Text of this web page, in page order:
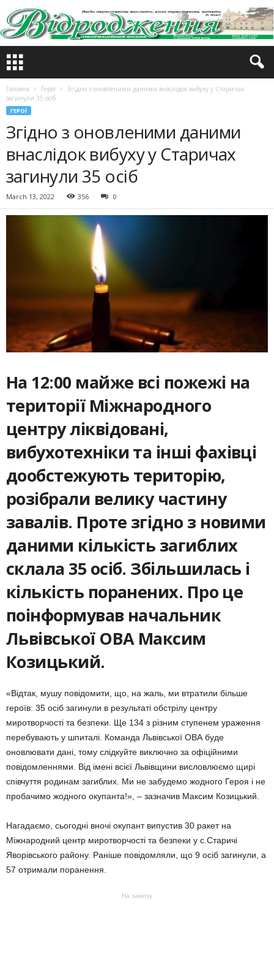
Головна Герої
Згідно з оновленими даними внаслідок вибуху у Старичах
загинули 35 осіб
ГЕРОЇ
Згідно з оновленими даними
внаслідок вибуху у Старичах
загинули 35 осіб
March 13, 2022 356 0
На 12:00 майже всі пожежі на
території Міжнародного
центру ліквідовані,
вибухотехніки та інші фахівці
дообстежують територію,
розібрали велику частину
завалів. Проте згідно з новими
даними кількість загиблих
склала 35 осіб. Збільшилась і
кількість поранених. Про це
поінформував начальник
Львівської ОВА Максим
Козицький.
«Відтак, мушу повідомити, що, на жаль, ми втратили більше
героїв: 35 осіб загинули в результаті обстрілу центру
миротворчості та безпеки. Ще 134 з різним ступенем ураження
перебувають у шпиталі. Команда Львівської ОВА буде
оновлювати дані, тому слідкуйте виключно за офіційними
повідомленнями. Від імені всієї Львівщини висловлюємо щирі
співчуття родинам загиблих. Ми не забудемо жодного Героя і не
пробачимо жодного окупанта!», – зазначив Максим Козицький.
Нагадаємо, сьогодні вночі окупант випустив 30 ракет на
Міжнародний центр миротворчості та безпеки у с.Старичі
Яворівського району. Раніше повідомляли, що 9 осіб загинули, а
57 отримали поранення.
На замітку